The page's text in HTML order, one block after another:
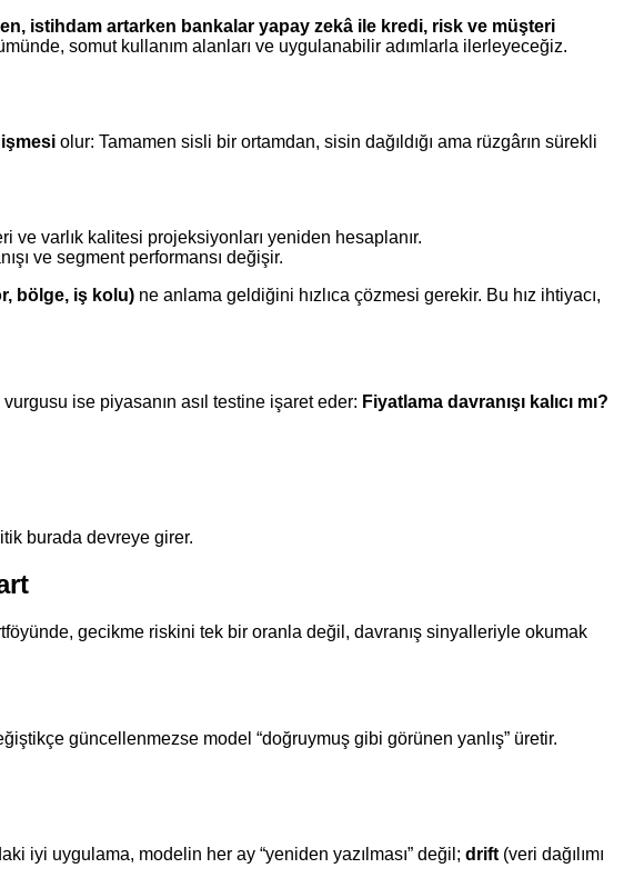
istihdam artarken bankalar yapay zekâ ile kredi, risk ve müşteri
somut kullanım alanları ve uygulanabilir adımlarla ilerleyeceğiz.
olur: Tamamen sisli bir ortamdan, sisin dağıldığı ama rüzgârın sürekli
varlık kalitesi projeksiyonları yeniden hesaplanır.
ve segment performansı değişir.
bölge, iş kolu) ne anlama geldiğini hızlıca çözmesi gerekir. Bu hız ihtiyacı,
ise piyasanın asıl testine işaret eder: Fiyatlama davranışı kalıcı mı?
burada devreye girer.
gecikme riskini tek bir oranla değil, davranış sinyalleriyle okumak
güncellenmezse model “doğruymuş gibi görünen yanlış” üretir.
iyi uygulama, modelin her ay “yeniden yazılması” değil; drift (veri dağılımı